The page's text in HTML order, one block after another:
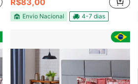
Envio Nacional 4-7 dias